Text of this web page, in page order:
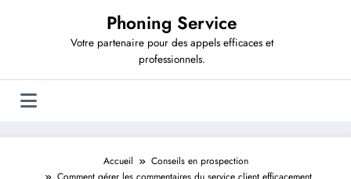
Phoning Service
Votre partenaire pour des appels efficaces et
professionnels.
Accueil
Conseils en prospection